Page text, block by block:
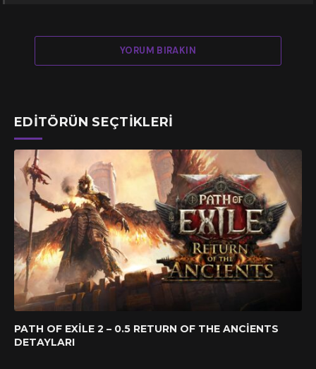
YORUM BIRAKIN
EDITÖRÜN SEÇTIKLERI
PATH OF EXILE 2 – 0.5 RETURN OF THE ANCIENTS
DETAYLARI